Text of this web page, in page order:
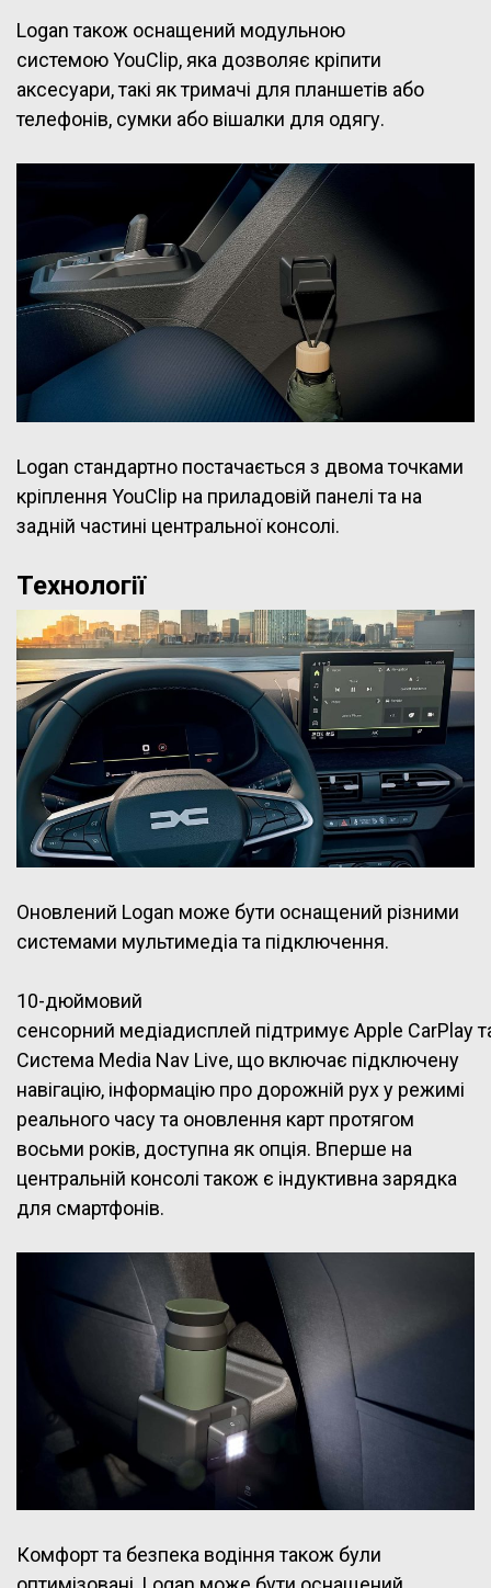
Logan також оснащений модульною
системою YouClip, яка дозволяє кріпити
аксесуари, такі як тримачі для планшетів або
телефонів, сумки або вішалки для одягу.
Logan стандартно постачається з двома точками
кріплення YouClip на приладовій панелі та на
задній частині центральної консолі.
Технології
Оновлений Logan може бути оснащений різними
системами мультимедіа та підключення.
10-дюймовий
сенсорний медіадисплей підтримує Apple CarPlay
Система Media Nav Live, що включає підключену
навігацію, інформацію про дорожній рух у режимі
реального часу та оновлення карт протягом
восьми років, доступна як опція. Вперше на
центральній консолі також є індуктивна зарядка
для смартфонів.
Комфорт та безпека водіння також були